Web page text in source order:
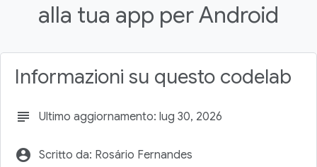
Obiettivi didattici
Creare un progetto Firebase
alla tua app per Android
Informazioni su questo codelab
subject Ultimo aggiornamento: lug 30, 2026
account_circle Scritto da: Rosário Fernandes